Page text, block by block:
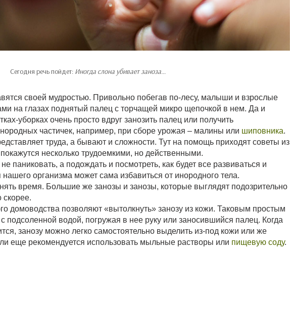
Сегодня речь пойдет: Иногда слона убивает заноза…
своей мудростью. Привольно побегав по-лесу, малыши и взрослые
на глазах поднятый палец с торчащей микро щепочкой в нем. Да и
уборках очень просто вдруг занозить палец или получить
частичек, например, при сборе урожая – малины или шиповника.
труда, а бывают и сложности. Тут на помощь приходят советы из
несколько трудоемкими, но действенными.
паниковать, а подождать и посмотреть, как будет все развиваться и
организма может сама избавиться от инородного тела.
время. Большие же занозы и занозы, которые выглядят подозрительно
скорее.
домоводства позволяют «вытолкнуть» занозу из кожи. Таковым простым
подсоленной водой, погружая в нее руку или заносившийся палец. Когда
занозу можно легко самостоятельно выделить из-под кожи или же
еще рекомендуется использовать мыльные растворы или пищевую соду.